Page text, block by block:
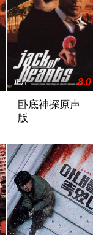
正片 8.0
卧底神探原声
版